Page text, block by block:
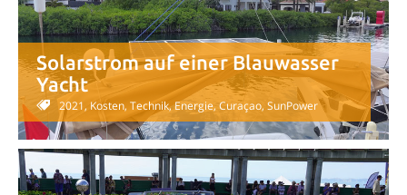
Solarstrom auf einer Blauwasser
Yacht
2021, Kosten, Technik, Energie, Curaçao, SunPower